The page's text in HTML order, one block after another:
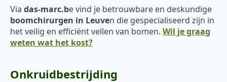
Via das-marc.be vind je betrouwbare en deskundige
boomchirurgen in Leuven die gespecialiseerd zijn in
het veilig en efficiënt vellen van bomen. Wil je graag
weten wat het kost?
Onkruidbestrijding